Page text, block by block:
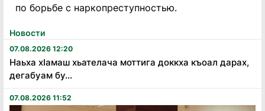
Новости
07.08.2026 12:20
Наьха хӏамаш хьателача моттига доккха къоал дарах,
дегабуам бу...
07.08.2026 11:52
по борьбе с наркопреступностью.